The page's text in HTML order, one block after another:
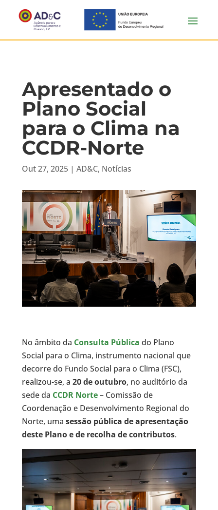
Apresentado o
Plano Social
para o Clima na
CCDR-Norte
Out 27, 2025| AD&C, Notícias
No âmbito da Consulta Pública do Plano
Social para o Clima, instrumento nacional que
decorre do Fundo Social para o Clima (FSC),
realizou-se, a 20 de outubro, no auditório da
sede da CCDR Norte– Comissão de
Coordenação e Desenvolvimento Regional do
Norte, uma sessão pública de apresentação
deste Plano e de recolha de contributos.